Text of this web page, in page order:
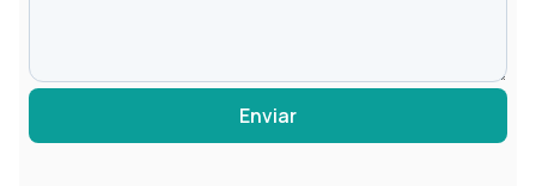
Enviar